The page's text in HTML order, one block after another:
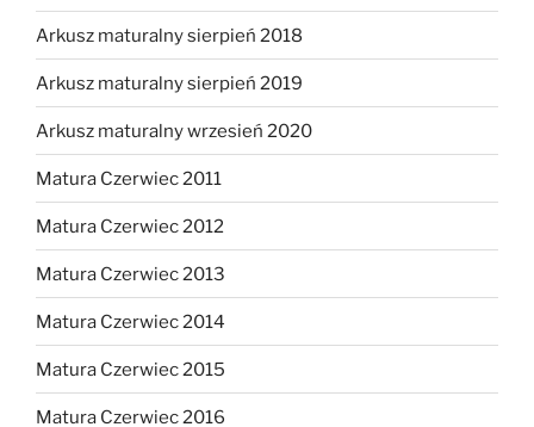
Arkusz maturalny sierpień 2018
Arkusz maturalny sierpień 2019
Arkusz maturalny wrzesień 2020
Matura Czerwiec 2011
Matura Czerwiec 2012
Matura Czerwiec 2013
Matura Czerwiec 2014
Matura Czerwiec 2015
Matura Czerwiec 2016